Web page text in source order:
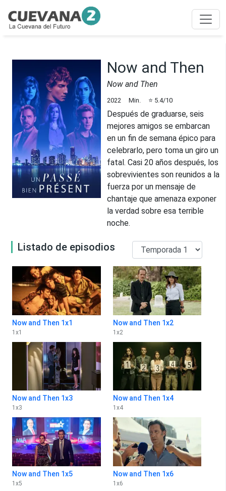
Now and Then
Now and Then
2022 Min. ⭐ 5.4/10
Después de graduarse, seis
mejores amigos se embarcan
en un fin de semana épico para
celebrarlo, pero toma un giro un
fatal. Casi 20 años después, los
sobrevivientes son reunidos a la
fuerza por un mensaje de
chantaje que amenaza exponer
la verdad sobre esa terrible
noche.
Listado de episodios
Now and Then 1x1
1 x1
Now and Then 1x2
1 x2
Now and Then 1x3
1 x3
Now and Then 1x4
1 x4
Now and Then 1x5
1 x5
Now and Then 1x6
1 x6